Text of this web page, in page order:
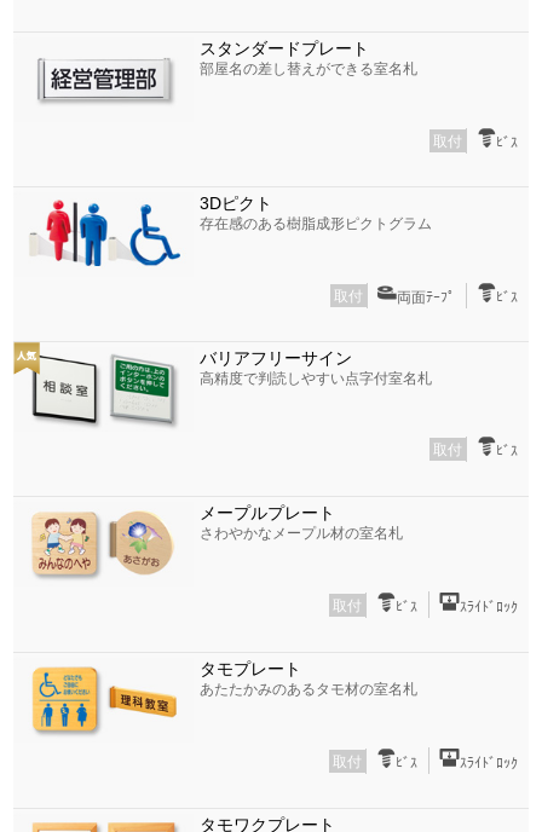
スタンダードプレート
部屋名の差し替えができる室名札
取付 ﾋﾞｽ
3Dピクト
存在感のある樹脂成形ピクトグラム
取付 両面ﾃｰﾌﾟ ﾋﾞｽ
バリアフリーサイン
高精度で判読しやすい点字付室名札
取付 ﾋﾞｽ
メープルプレート
さわやかなメープル材の室名札
取付 ﾋﾞｽ ｽﾗｲﾄﾞﾛｯｸ
タモプレート
あたたかみのあるタモ材の室名札
取付 ﾋﾞｽ ｽﾗｲﾄﾞﾛｯｸ
タモワクプレート